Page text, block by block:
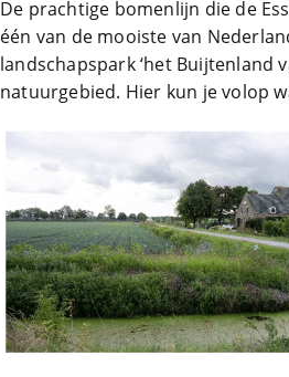
De prachtige bomenlijn die de
één van de mooiste van
landschapspark ‘het Buijtenland
natuurgebied. Hier kun je volop